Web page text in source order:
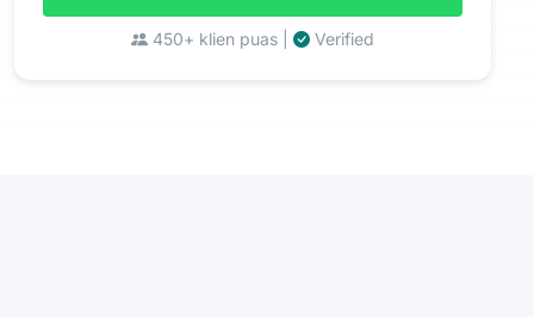
450+ klien puas | Verified